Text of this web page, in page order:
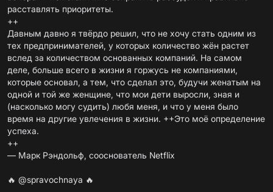
расставлять приоритеты.
++
Давным давно я твёрдо решил, что не хочу стать одним из
тех предпринимателей, у которых количество жён растет
вслед за количеством основанных компаний. На самом
деле, больше всего в жизни я горжусь не компаниями,
которые основал, а тем, что сделал это, будучи женатым на
одной и той же женщине, что мои дети выросли, зная и
(насколько могу судить) любя меня, и что у меня было
время на другие увлечения в жизни. ++Это моё определение
успеха.
++
— Марк Рэндольф, сооснователь Netflix
🔥 @spravochnaya 🔥